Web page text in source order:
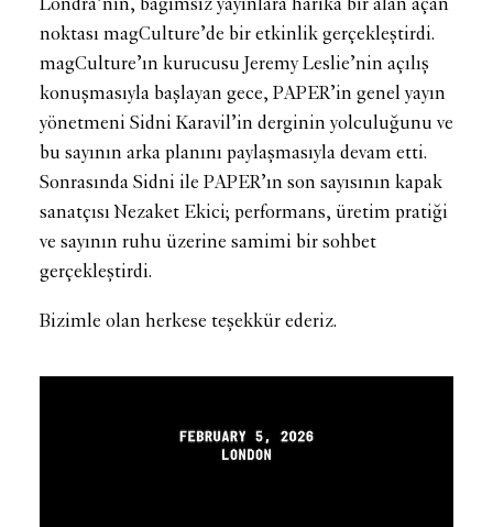
Londra’nın, bağımsız yayınlara harika bir alan açan
noktası magCulture’de bir etkinlik gerçekleştirdi.
magCulture’ın kurucusu Jeremy Leslie’nin açılış
konuşmasıyla başlayan gece, PAPER’in genel yayın
yönetmeni Sidni Karavil’in derginin yolculuğunu ve
bu sayının arka planını paylaşmasıyla devam etti.
Sonrasında Sidni ile PAPER’ın son sayısının kapak
sanatçısı Nezaket Ekici; performans, üretim pratiği
ve sayının ruhu üzerine samimi bir sohbet
gerçekleştirdi.
Bizimle olan herkese teşekkür ederiz.